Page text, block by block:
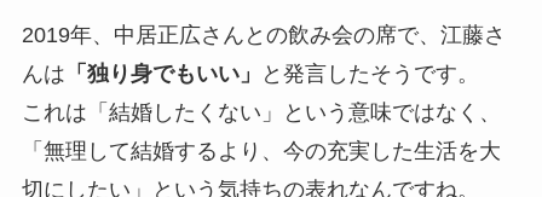
2019年、中居正広さんとの飲み会の席で、江藤さ
んは 「独り身でもいい」
と発言したそうです。
これは「結婚したくない」という意味ではなく、
「無理して結婚するより、今の充実した生活を大
切にしたい」という気持ちの表れなんですね。